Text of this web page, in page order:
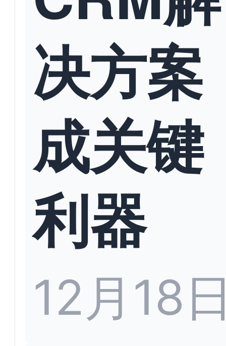
决方案
成关键
利器
12月18